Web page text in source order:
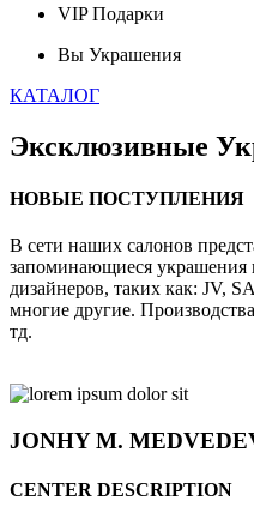
VIPПодарки
Вы Украшения
КАТАЛОГ
Эксклюзивные
НОВЫЕ ПОСТУПЛЕНИЯ
В сети наших салонов
запоминающиеся украшения
дизайнеров, таких как: JV,
многие другие.
тд.
JONHYM.
CENTER DESCRIPTION